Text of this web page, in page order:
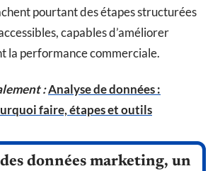
pourtant des étapes structurées
capables d’améliorer
la performance commerciale.
:Analyse de données :
faire, étapes et outils
des données marketing, un